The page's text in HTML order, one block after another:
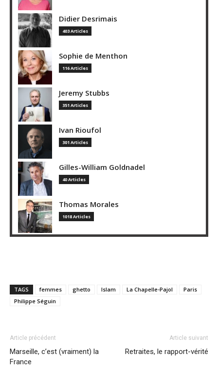
Didier Desrimais
403 Articles
Sophie de Menthon
116 Articles
Jeremy Stubbs
351 Articles
Ivan Rioufol
301 Articles
Gilles-William Goldnadel
40 Articles
Thomas Morales
1018 Articles
TAGS femmes ghetto Islam La Chapelle-Pajol
Paris
Philippe Séguin
Article précédent
Marseille, c’est (vraiment) la
France
Article suivant
Retraites, le rapport-vérité